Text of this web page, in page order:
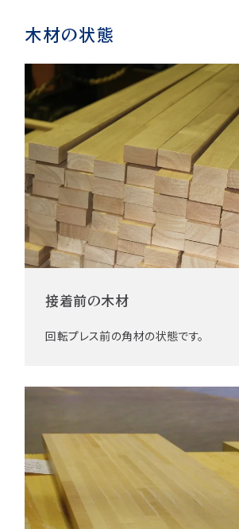
木材の状態
接着前の木材
回転プレス前の角材の状態です。